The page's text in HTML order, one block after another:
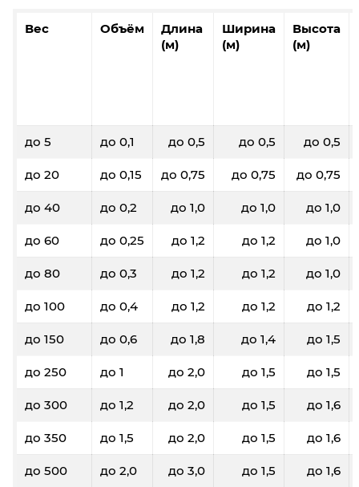
Вес Объём
Длина
(м)
Ширина
(м)
Высота
(м)
до 5 до 0,1 до 0,5 до 0,5 до 0,5
до 20 до 0,15 до 0,75 до 0,75 до 0,75
до 40 до 0,2 до 1,0 до 1,0 до 1,0
до 60 до 0,25 до 1,2 до 1,2 до 1,0
до 80 до 0,3 до 1,2 до 1,2 до 1,0
до 100 до 0,4 до 1,2 до 1,2 до 1,2
до 150 до 0,6 до 1,8 до 1,4 до 1,5
до 250 до 1 до 2,0 до 1,5 до 1,5
до 300 до 1,2 до 2,0 до 1,5 до 1,6
до 350 до 1,5 до 2,0 до 1,5 до 1,6
до 500 до 2,0 до 3,0 до 1,5 до 1,6